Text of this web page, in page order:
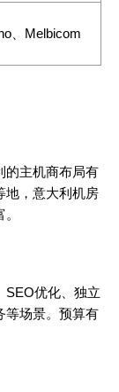
、Melbicom
的主机商布局有
地，意大利机房
SEO优化、独立
等场景。预算有